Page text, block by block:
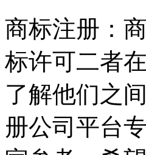
商标注册：
标许可二者
了解他们之
册公司平台